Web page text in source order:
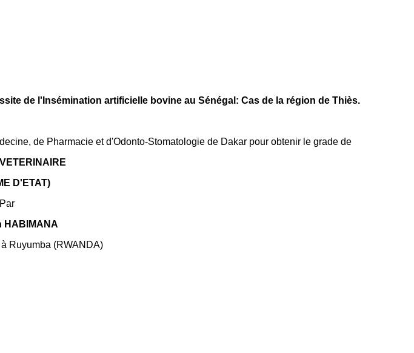
de l'Insémination artificielle bovine au Sénégal: Cas de la région de Thiès.
de Pharmacie et d'Odonto-Stomatologie de Dakar pour obtenir le grade de
D'ETAT)
Par
HABIMANA
Ruyumba (RWANDA)